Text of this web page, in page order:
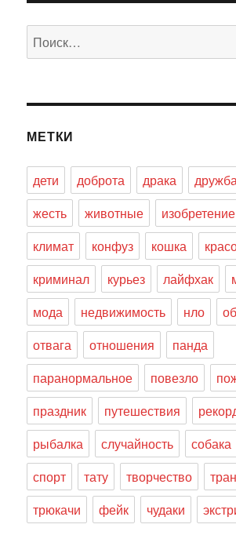
Искать:
МЕТКИ
дети доброта драка
жесть
животные изобретение
климат
конфуз кошка
криминал
курьез лайфхак
мода
недвижимость нло
отвага
отношения
панда
паранормальное
повезло
праздник
путешествия
рыбалка
случайность собака
спорт
тату творчество
трюкачи
фейк чудаки